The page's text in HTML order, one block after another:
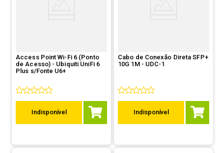
Access Point Wi-Fi 6 (Ponto
de Acesso) - Ubiquiti UniFi 6
Plus s/Fonte U6+
Indisponível
Cabo de Conexão Direta SFP+
10G 1M - UDC-1
Indisponível